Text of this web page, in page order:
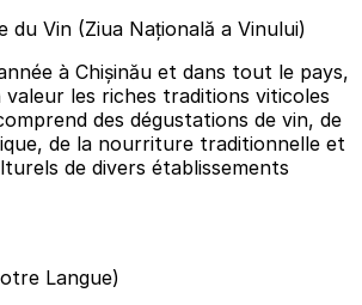
du Vin (Ziua Națională a Vinului)
à Chișinău et dans tout le pays,
les riches traditions viticoles
des dégustations de vin, de
de la nourriture traditionnelle et
de divers établissements
Langue)